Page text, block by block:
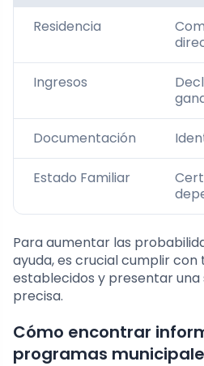
Residencia
Ingresos
Documentación
Estado Familiar
Para aumentar las
ayuda, es crucial cumplir con
establecidos y presentar
precisa.
Cómo encontrar
programas